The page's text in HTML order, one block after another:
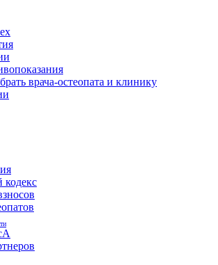
врача-остеопата и клинику
кодекс